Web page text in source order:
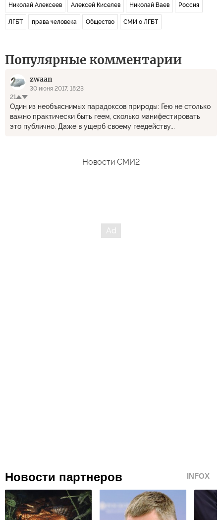
Николай Алексеев Алексей Киселев Николай Ваев Россия
ЛГБТ права человека Общество СМИ о ЛГБТ
Популярные комментарии
zwaan
30 июня 2017, 18:23
21
Один из необъяснимых парадоксов природы: Гею не столько
важно практически быть геем, сколько манифестировать
это публично. Даже в ущерб своему геедейству...
Новости СМИ2
Новости партнеров INFOX